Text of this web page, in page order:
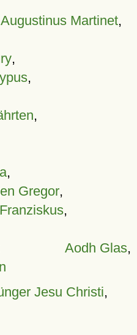
Martinet,
,
,
,
,
Gregor,
,
Aodh Glas,
Jesu Christi,